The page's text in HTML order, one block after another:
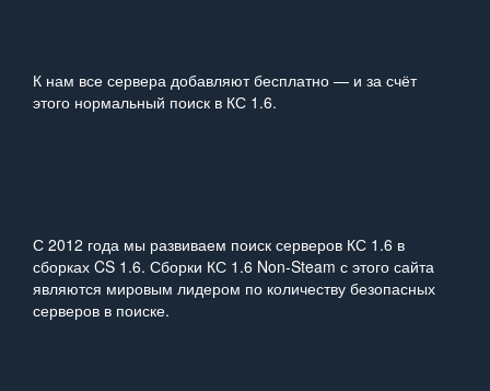
К нам все сервера добавляют бесплатно — и за счёт
этого нормальный поиск в КС 1.6.
С 2012 года мы развиваем поиск серверов КС 1.6 в
сборках CS 1.6. Сборки КС 1.6 Non‑Steam с этого сайта
являются мировым лидером по количеству безопасных
серверов в поиске.